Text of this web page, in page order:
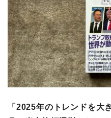
「2025年のトレンドを大